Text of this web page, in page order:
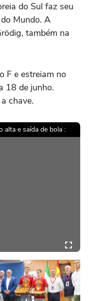
do Sul faz seu
Mundo. A
também na
F e estreiam no
18 de junho.
chave.
alta e saída de bola :